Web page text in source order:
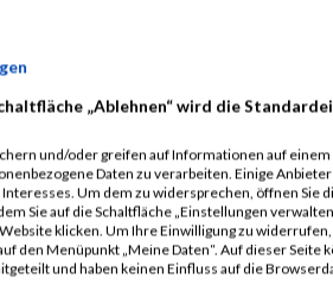
Belkadi
Hockertz
Dünchem
Wroblewski
Eser
„Ablehnen“ wird die
und/oder greifen auf Informationen auf einem
Daten zu verarbeiten. Einige
Um dem zu widersprechen, öffnen Sie
Sie auf die Schaltfläche „Einstellungen
klicken. Um Ihre Einwilligung zu
den Menüpunkt „Meine Daten“. Auf dieser
und haben keinen Einfluss auf die